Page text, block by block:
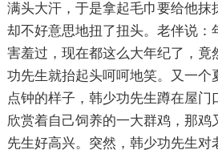
满头大汗，于是拿起毛巾要给他抹
却不好意思地扭了扭头。老伴说：
害羞过，现在都这么大年纪了，竟
功先生就抬起头呵呵地笑。又一个
点钟的样子，韩少功先生蹲在屋门
欣赏着自己饲养的一大群鸡，那鸡
先生好高兴。突然，韩少功先生对